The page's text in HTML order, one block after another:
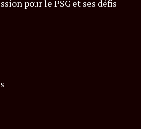
pour le PSG et ses défis